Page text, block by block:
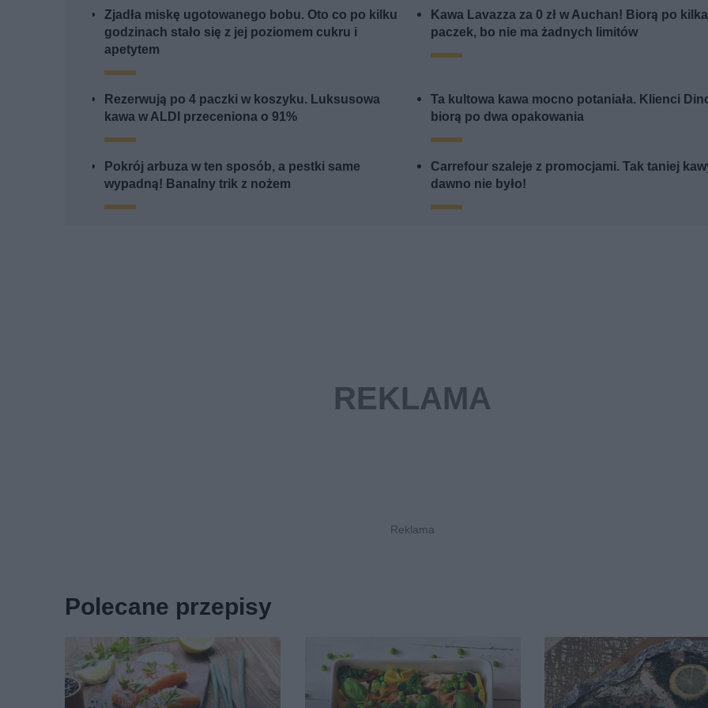
Zjadła miskę ugotowanego bobu. Oto co po kilku
godzinach stało się z jej poziomem cukru i
apetytem
Kawa Lavazza za 0 zł w Auchan! Biorą po kilka
paczek, bo nie ma żadnych limitów
Rezerwują po 4 paczki w koszyku. Luksusowa
kawa w ALDI przeceniona o 91%
Ta kultowa kawa mocno potaniała. Klienci
biorą po dwa opakowania
Pokrój arbuza w ten sposób, a pestki same
wypadną! Banalny trik z nożem
Carrefour szaleje z promocjami. Tak taniej
dawno nie było!
Polecane przepisy